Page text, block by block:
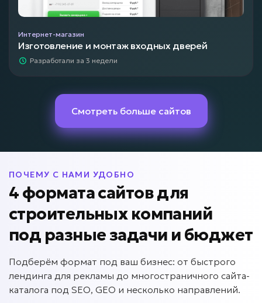
Интернет-магазин
Изготовление и монтаж входных дверей
Разработали за 3 недели
Смотреть больше сайтов
ПОЧЕМУ С НАМИ УДОБНО
4 формата сайтов для
строительных компаний
под разные задачи и бюджет
Подберём формат под ваш бизнес: от быстрого
лендинга для рекламы до многостраничного сайта-
каталога под SEO, GEO и несколько направлений.